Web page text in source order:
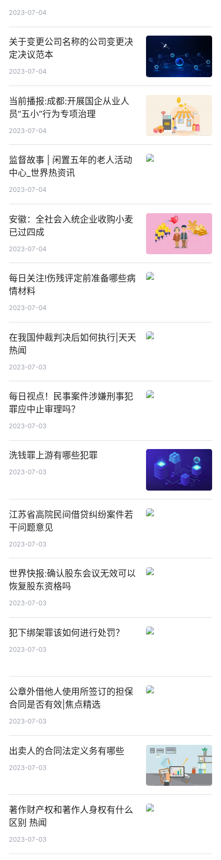
2023-07-04
关于变更公司名称的公司变更决
定决议范本
2023-07-04
当前播报:成都:开展国企从业人
员“五小”行为专项治理
2023-07-04
监督故事 | 闲置五年的老人活动
中心_世界热资讯
2023-07-04
安徽：全社会入统企业收购小麦
已过四成
2023-07-04
每日关注!伤残评定前准备哪些病
情材料
2023-07-04
在我国仲裁判决后如何执行|天天
热闻
2023-07-03
每日视点！民事案件涉嫌刑事犯
罪应中止审理吗？
2023-07-03
洗钱罪上游有哪些犯罪
2023-07-03
江苏省高院民间借贷纠纷案件若
干问题意见
2023-07-03
世界快报:确认股东会议无效可以
恢复股东资格吗
2023-07-03
犯下绑架罪该如何进行处罚？
2023-07-03
公章外借他人使用所签订的担保
合同是否有效|焦点精选
2023-07-03
出卖人的合同法定义务有哪些
2023-07-03
著作财产权和著作人身权有什么
区别 热闻
2023-07-03